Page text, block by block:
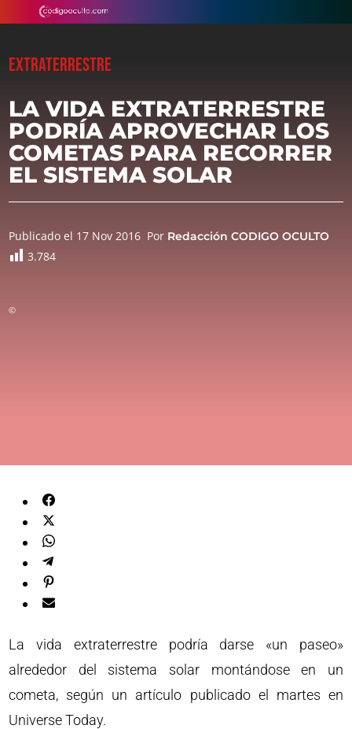
EXTRATERRESTRE
LA VIDA EXTRATERRESTRE
PODRÍA APROVECHAR LOS
COMETAS PARA RECORRER
EL SISTEMA SOLAR
Publicado el 17 Nov 2016 Por Redacción CODIGO OCULTO
3.784
©
La vida extraterrestre podría darse «un paseo»
alrededor del sistema solar montándose en un
cometa, según un artículo publicado el martes en
Universe Today.